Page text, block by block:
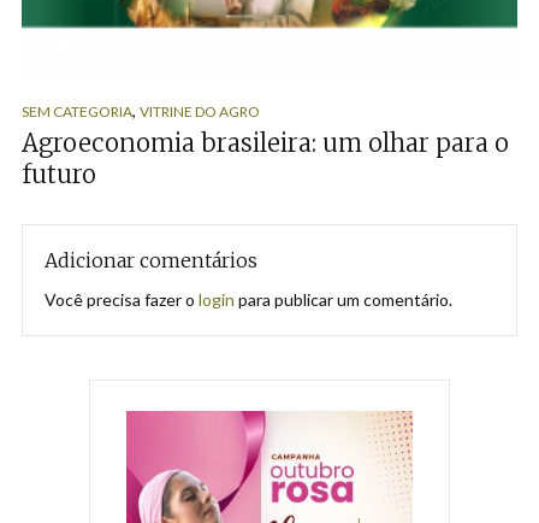
SEM CATEGORIA, VITRINE DO AGRO
Agroeconomia brasileira: um olhar para o
futuro
Adicionar comentários
Você precisa fazer o login para publicar um comentário.